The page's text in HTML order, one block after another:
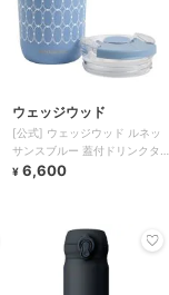
ウェッジウッド
[公式] ウェッジウッド ルネッ
サンスブルー 蓋付ドリンクタ
ンブラー
¥ 6,600